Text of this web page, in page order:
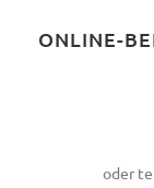
ONLINE-
oder